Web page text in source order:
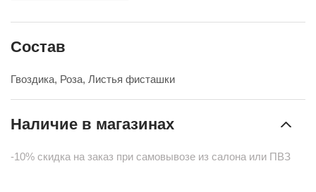
Состав
Гвоздика, Роза, Листья фисташки
Наличие в магазинах
-10% скидка на заказ при самовывозе из салона или ПВЗ